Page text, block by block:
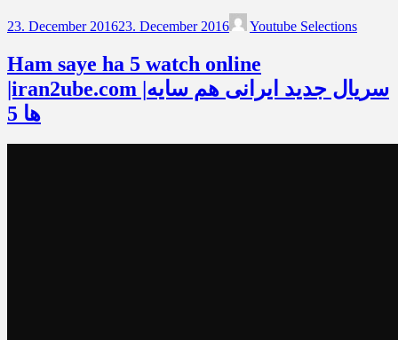
23. December 201623. December 2016 Youtube Selections
Ham saye ha 5 watch online
|iran2ube.com |سریال جدید ایرانی هم سایه
ها 5